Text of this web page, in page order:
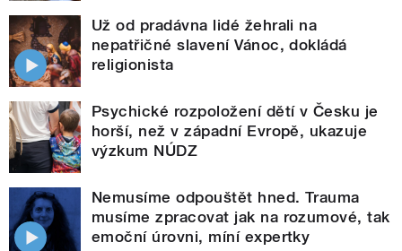
Už od pradávna lidé žehrali na
nepatřičné slavení Vánoc, dokládá
religionista
Psychické rozpoložení dětí v Česku je
horší, než v západní Evropě, ukazuje
výzkum NÚDZ
Nemusíme odpouštět hned. Trauma
musíme zpracovat jak na rozumové, tak
emoční úrovni, míní expertky